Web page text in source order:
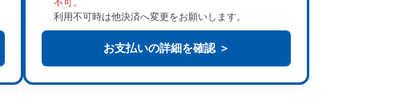
不可。
利用不可時は他決済へ変更をお願いします。
お支払いの詳細を確認 ＞